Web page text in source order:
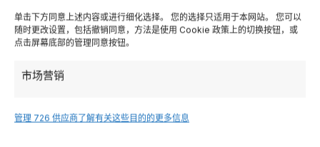
单击下方同意上述内容或进行细化选择。 您的选择只适用于本网站。 您可以
随时更改设置，包括撤销同意，方法是使用 Cookie 政策上的切换按钮，或
点击屏幕底部的管理同意按钮。
市场营销
管理 726 供应商了解有关这些目的的更多信息
Tutte le Regioni →
Destinazioni
加尔达湖